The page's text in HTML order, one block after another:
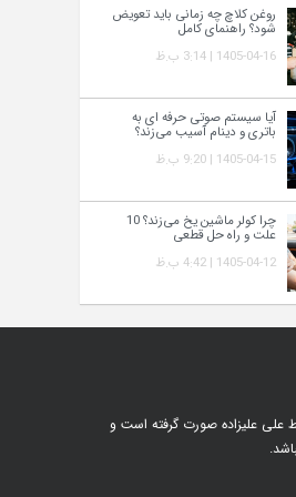
روغن کلاچ چه زمانی باید تعویض
شود؟ راهنمای کامل
1405-04-16 | 3:14 ب.ظ
آیا سیستم صوتی حرفه‌ ای به
باتری و دینام آسیب می‌زند؟
1405-04-15 | 9:20 ب.ظ
چرا کولر ماشین یخ می‌زند؟ 10
علت و راه‌ حل قطعی
1405-04-12 | 4:42 ب.ظ
سایت موتور1 توسط علی علیزاده صورت گرفته است و